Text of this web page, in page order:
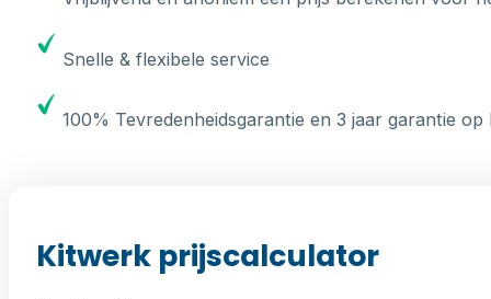
Snelle & flexibele service
100% Tevredenheidsgarantie en 3 jaar garantie
Kitwerk prijscalculator